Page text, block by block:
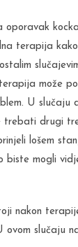
oporavak
terapija
može
U slučaju
trebati drugi
lošem
biste mogli
nakon
ovom slučaju